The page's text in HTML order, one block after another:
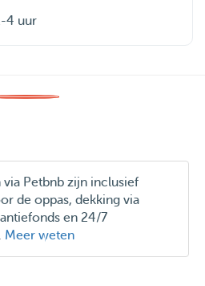
4 uur
Petbnb zijn inclusief
de oppas, dekking via
en 24/7
Meer weten